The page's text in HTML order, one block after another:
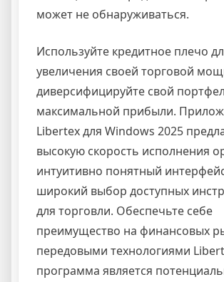
может не обнаруживаться.
Используйте кредитное плечо
увеличения своей торговой
диверсифицируйте свой
максимальной прибыли.
Libertex для Windows 2025
высокую скорость исполнения
интуитивно понятный
широкий выбор доступных
для торговли. Обеспечьте себе
преимущество на финансовых
передовыми технологиями
программа является